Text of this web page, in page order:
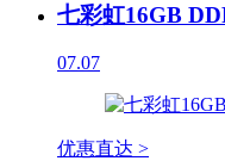
七彩虹16GB
07.07
优惠直达 >